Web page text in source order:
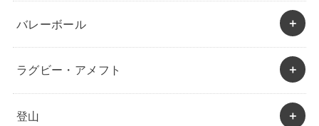
バレーボール
ラグビー・アメフト
登山